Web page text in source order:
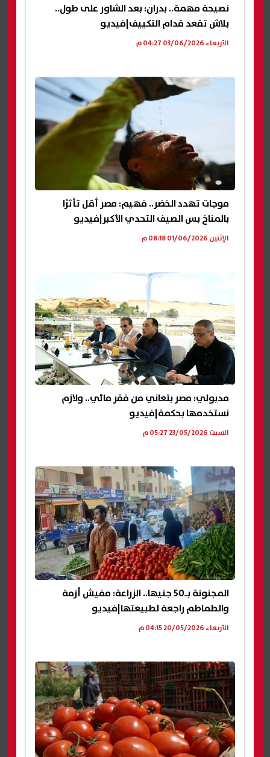
نصيحة مهمة.. بدران: بعد الشاور على طول..
بلاش تقعد قدام التكييف|فيديو
الأربعاء 03/06/2026 04:27 م
موجات تهدد الخضر.. فهيم: مصر أقل تأثرًا
بالمناخ بس الصيف التحدي الأكبر|فيديو
الإثنين 01/06/2026 08:18 م
مدبولي: مصر بتعاني من فقر مائي.. ولازم
نستخدمها بحكمة|فيديو
السبت 23/05/2026 05:27 م
المجنونة بـ50 جنيها.. الزراعة: مفيش أزمة
والطماطم راجعة لطبيعتها|فيديو
الأربعاء 20/05/2026 04:15 م